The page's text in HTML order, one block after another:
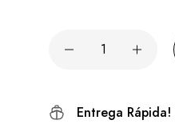
Entrega Rápida!